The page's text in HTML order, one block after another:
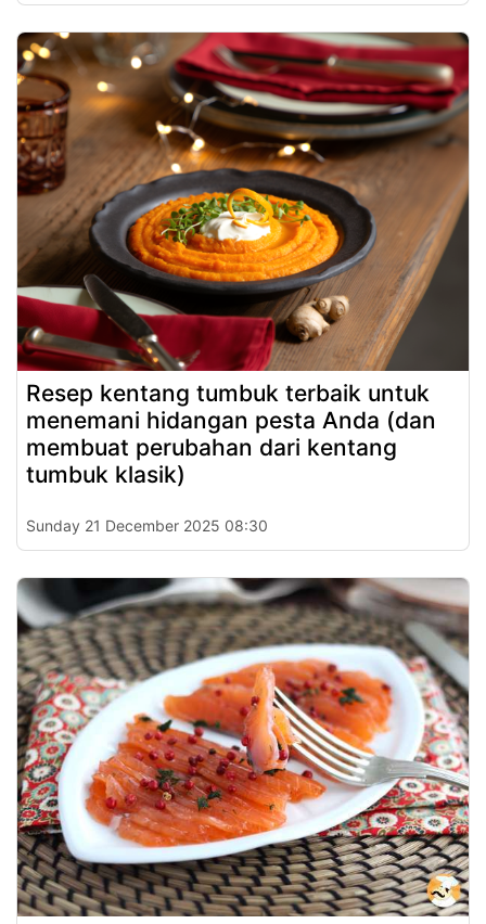
Resep kentang tumbuk terbaik untuk
menemani hidangan pesta Anda (dan
membuat perubahan dari kentang
tumbuk klasik)
Sunday 21 December 2025 08:30